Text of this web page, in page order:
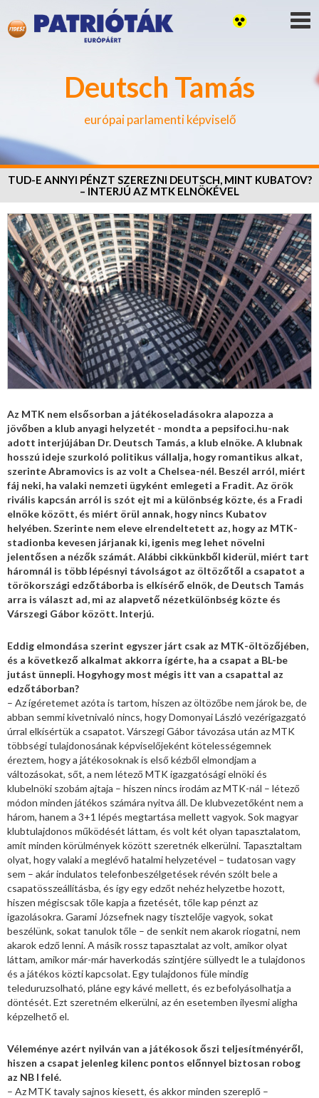
Deutsch Tamás
európai parlamenti képviselő
TUD-E ANNYI PÉNZT SZEREZNI DEUTSCH, MINT KUBATOV?
– INTERJÚ AZ MTK ELNÖKÉVEL
Az MTK nem elsősorban a játékoseladásokra alapozza a
jövőben a klub anyagi helyzetét - mondta a pepsifoci.hu-nak
adott interjújában Dr. Deutsch Tamás, a klub elnöke. A klubnak
hosszú ideje szurkoló politikus vállalja, hogy romantikus alkat,
szerinte Abramovics is az volt a Chelsea-nél. Beszél arról, miért
fáj neki, ha valaki nemzeti ügyként emlegeti a Fradit. Az örök
rivális kapcsán arról is szót ejt mi a különbség közte, és a Fradi
elnöke között, és miért örül annak, hogy nincs Kubatov
helyében. Szerinte nem eleve elrendeltetett az, hogy az MTK-
stadionba kevesen járjanak ki, igenis meg lehet növelni
jelentősen a nézők számát. Alábbi cikkünkből kiderül, miért tart
háromnál is több lépésnyi távolságot az öltözőtől a csapatot a
törökországi edzőtáborba is elkísérő elnök, de Deutsch Tamás
arra is választ ad, mi az alapvető nézetkülönbség közte és
Várszegi Gábor között. Interjú.
Eddig elmondása szerint egyszer járt csak az MTK-öltözőjében,
és a következő alkalmat akkorra ígérte, ha a csapat a BL-be
jutást ünnepli. Hogyhogy most mégis itt van a csapattal az
edzőtáborban?
– Az ígéretemet azóta is tartom, hiszen az öltözőbe nem járok be, de
abban semmi kivetnivaló nincs, hogy Domonyai László vezérigazgató
úrral elkísértük a csapatot. Várszegi Gábor távozása után az MTK
többségi tulajdonosának képviselőjeként kötelességemnek
éreztem, hogy a játékosoknak is első kézből elmondjam a
változásokat, sőt, a nem létező MTK igazgatósági elnöki és
klubelnöki szobám ajtaja – hiszen nincs irodám az MTK-nál – létező
módon minden játékos számára nyitva áll. De klubvezetőként nem a
három, hanem a 3+1 lépés megtartása mellett vagyok. Sok magyar
klubtulajdonos működését láttam, és volt két olyan tapasztalatom,
amit minden körülmények között szeretnék elkerülni. Tapasztaltam
olyat, hogy valaki a meglévő hatalmi helyzetével – tudatosan vagy
sem – akár indulatos telefonbeszélgetések révén szólt bele a
csapatösszeállításba, és így egy edzőt nehéz helyzetbe hozott,
hiszen mégiscsak tőle kapja a fizetését, tőle kap pénzt az
igazolásokra. Garami Józsefnek nagy tisztelője vagyok, sokat
beszélünk, sokat tanulok tőle – de senkit nem akarok riogatni, nem
akarok edző lenni. A másik rossz tapasztalat az volt, amikor olyat
láttam, amikor már-már haverkodás szintjére süllyedt le a tulajdonos
és a játékos közti kapcsolat. Egy tulajdonos füle mindig
teleduruzsolható, pláne egy kávé mellett, és ez befolyásolhatja a
döntését. Ezt szeretném elkerülni, az én esetemben ilyesmi aligha
képzelhető el.
Véleménye azért nyilván van a játékosok őszi teljesítményéről,
hiszen a csapat jelenleg kilenc pontos előnnyel biztosan robog
az NB I felé.
– Az MTK tavaly sajnos kiesett, és akkor minden szereplő –